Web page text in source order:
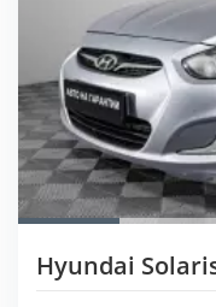
Hyundai